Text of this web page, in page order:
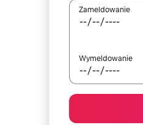
Zameldowanie
Wymeldowanie